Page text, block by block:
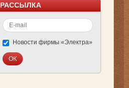
РАССЫЛКА
Новости фирмы «Электра»